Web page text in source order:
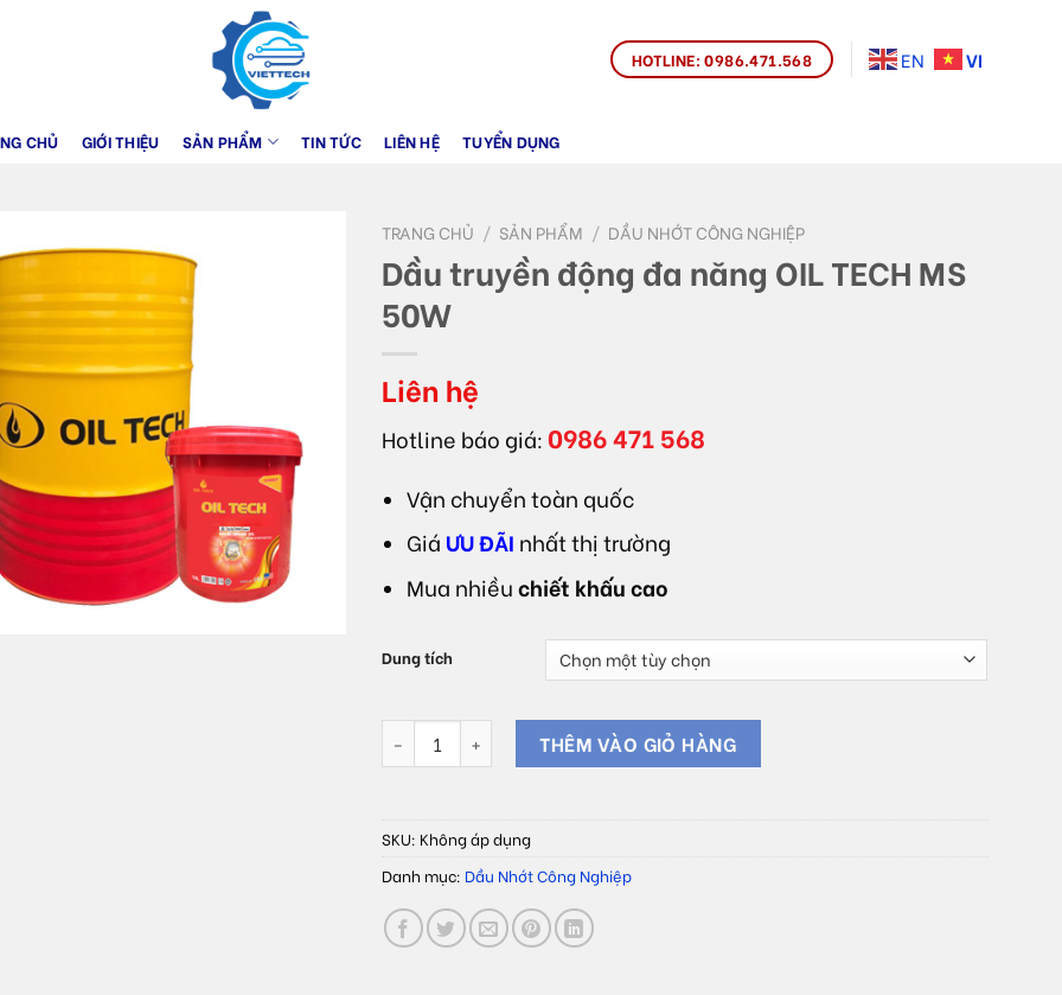
HOTLINE: 0986.471.568 EN VI
CHỦ GIỚI THIỆU SẢN PHẨM TIN TỨC LIÊN HỆ TUYỂN DỤNG
TRANG CHỦ / SẢN PHẨM / DẦU NHỚT CÔNG NGHIỆP
Dầu truyền động đa năng OIL TECH MS
50W
Liên hệ
Hotline báo giá:0986 471 568
Vận chuyển toàn quốc
Giá ƯU ĐÃI nhất thị trường
Mua nhiềuchiết khấu cao
Dung tích
Dầu truyền động đa năng OIL TECH MS 50W số lượng
THÊM VÀO GIỎ HÀNG
SKU: Không áp dụng
Danh mục: Dầu Nhớt Công Nghiệp